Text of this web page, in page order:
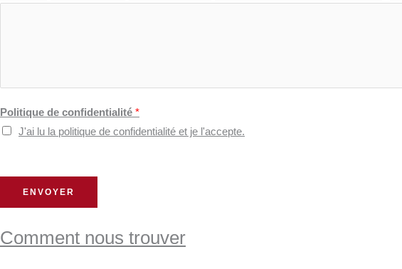
Politique de confidentialité *
J'ai lu la politique de confidentialité et je l'accepte.
ENVOYER
Comment nous trouver